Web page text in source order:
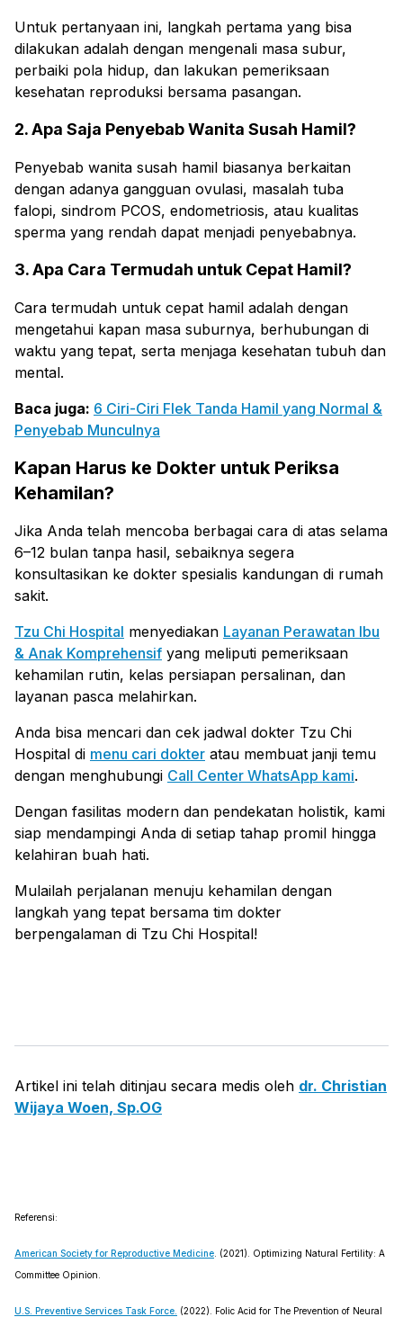
Untuk pertanyaan ini, langkah pertama yang bisa
dilakukan adalah dengan mengenali masa subur,
perbaiki pola hidup, dan lakukan pemeriksaan
kesehatan reproduksi bersama pasangan.
2. Apa Saja Penyebab Wanita Susah Hamil?
Penyebab wanita susah hamil biasanya berkaitan
dengan adanya gangguan ovulasi, masalah tuba
falopi, sindrom PCOS, endometriosis, atau kualitas
sperma yang rendah dapat menjadi penyebabnya.
3. Apa Cara Termudah untuk Cepat Hamil?
Cara termudah untuk cepat hamil adalah dengan
mengetahui kapan masa suburnya, berhubungan di
waktu yang tepat, serta menjaga kesehatan tubuh dan
mental.
Baca juga: 6 Ciri-Ciri Flek Tanda Hamil yang Normal &
Penyebab Munculnya
Kapan Harus ke Dokter untuk Periksa
Kehamilan?
Jika Anda telah mencoba berbagai cara di atas selama
6–12 bulan tanpa hasil, sebaiknya segera
konsultasikan ke dokter spesialis kandungan di rumah
sakit.
Tzu Chi Hospital menyediakan Layanan Perawatan Ibu
& Anak Komprehensif yang meliputi pemeriksaan
kehamilan rutin, kelas persiapan persalinan, dan
layanan pasca melahirkan.
Anda bisa mencari dan cek jadwal dokter Tzu Chi
Hospital di menu cari dokter atau membuat janji temu
dengan menghubungi Call Center WhatsApp kami.
Dengan fasilitas modern dan pendekatan holistik, kami
siap mendampingi Anda di setiap tahap promil hingga
kelahiran buah hati.
Mulailah perjalanan menuju kehamilan dengan
langkah yang tepat bersama tim dokter
berpengalaman di Tzu Chi Hospital!
Artikel ini telah ditinjau secara medis oleh dr. Christian
Wijaya Woen, Sp.OG
Referensi:
American Society for Reproductive Medicine . (2021). Optimizing Natural Fertility: A
Committee Opinion.
U.S. Preventive Services Task Force. (2022). Folic Acid for The Prevention of Neural